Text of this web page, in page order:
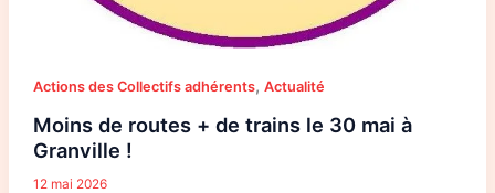
Actions des Collectifs adhérents, Actualité
Moins de routes + de trains le 30 mai à
Granville !
12 mai 2026